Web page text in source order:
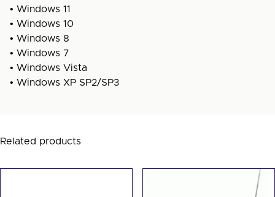
• Windows 11
• Windows 10
• Windows 8
• Windows 7
• Windows Vista
• Windows XP SP2/SP3
Related products